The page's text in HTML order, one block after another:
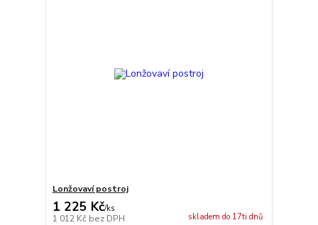
Lonžovaví postroj
1 225 Kč/ks
1 012 Kč bez DPH skladem do 17ti dnů